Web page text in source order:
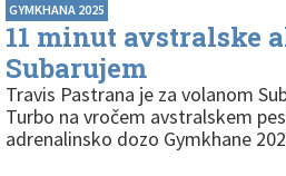
GYMKHANA 2025
11 minut avstralske
Subarujem
Travis Pastrana je za volanom
Turbo na vročem avstralskem
adrenalinsko dozo Gymkhane